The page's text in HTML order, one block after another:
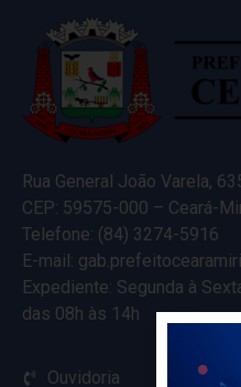
Rua General João Varela,
CEP: 59575-000 – Ceará-
Telefone: (84) 3274-5916
E-mail:
Expediente: Segunda à
das 08h às 14h
Ouvidoria